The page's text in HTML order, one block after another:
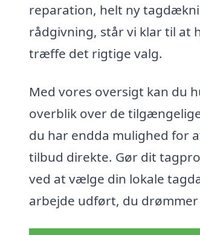
reparation, helt ny
rådgivning, står vi klar til at
træffe det rigtige valg.
Med vores oversigt kan du
overblik over de
du har endda mulighed for
tilbud direkte. Gør dit
ved at vælge din lokale
arbejde udført, du drømmer